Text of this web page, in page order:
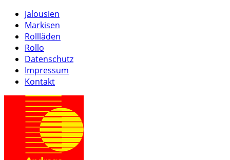
Jalousien
Markisen
Rollläden
Rollo
Datenschutz
Impressum
Kontakt